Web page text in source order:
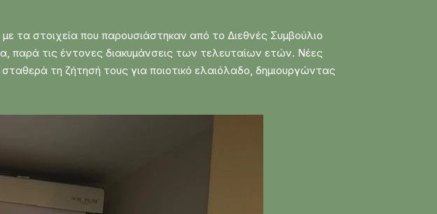
τα στοιχεία που παρουσιάστηκαν από το Διεθνές Συμβούλιο
παρά τις έντονες διακυμάνσεις των τελευταίων ετών. Νέες
τη ζήτησή τους για ποιοτικό ελαιόλαδο, δημιουργώντας